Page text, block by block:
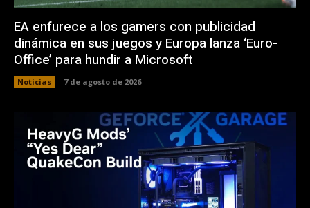
EA enfurece a los gamers con publicidad
dinámica en sus juegos y Europa lanza ‘Euro-
Office’ para hundir a Microsoft
Noticias 7 de agosto de 2026